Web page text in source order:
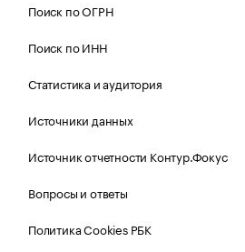
Поиск по ОГРН
Поиск по ИНН
Статистика и аудитория
Источники данных
Источник отчетности Контур.Фокус
Вопросы и ответы
Политика Cookies РБК